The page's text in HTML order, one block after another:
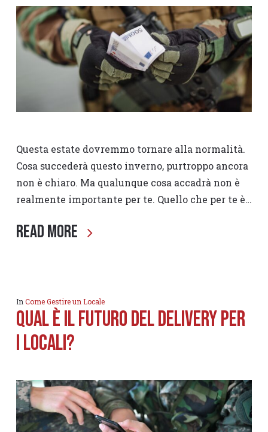
Questa estate dovremmo tornare alla normalità.
Cosa succederà questo inverno, purtroppo ancora
non è chiaro. Ma qualunque cosa accadrà non è
realmente importante per te. Quello che per te è…
Read More
InCome Gestire un Locale
QUAL È IL FUTURO DEL DELIVERY PER
I LOCALI?